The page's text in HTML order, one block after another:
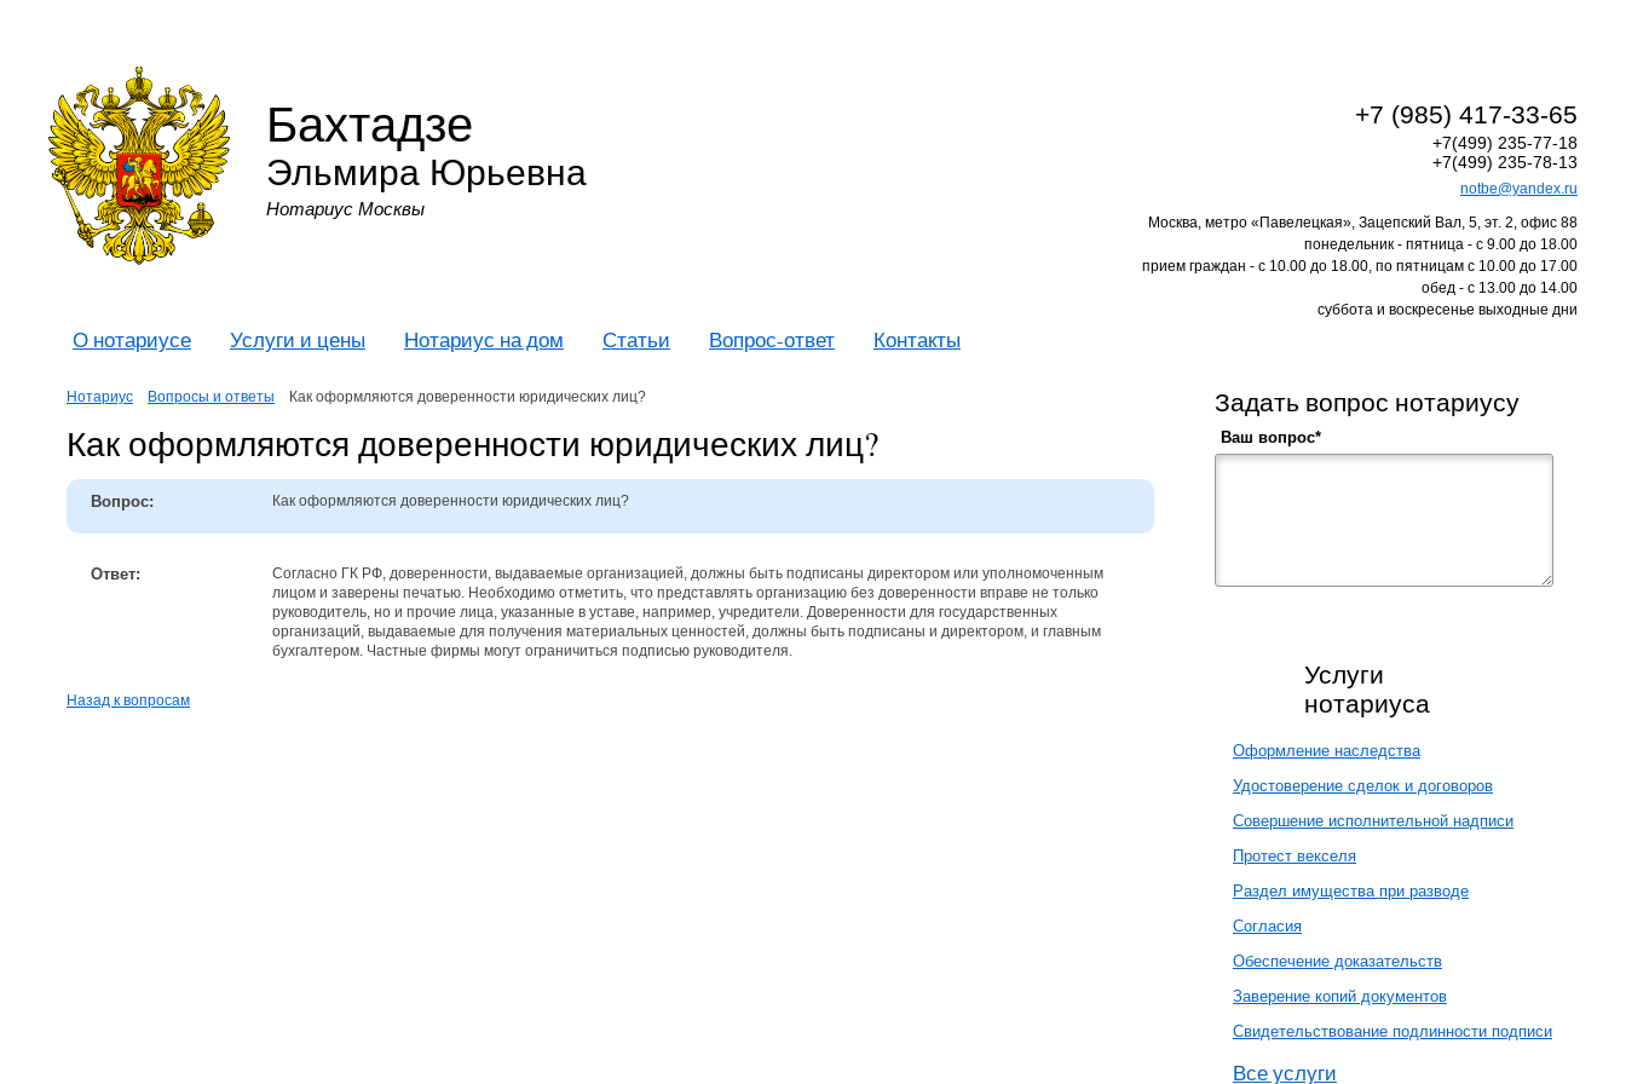
Бахтадзе
Эльмира Юрьевна
Нотариус Москвы
+7 (985) 417-33-65
+7(499) 235-77-18
+7(499) 235-78-13
notbe@yandex.ru
Москва, метро «Павелецкая», Зацепский Вал, 5, эт. 2, офис 88
понедельник - пятница - с 9.00 до 18.00
прием граждан - с 10.00 до 18.00, по пятницам с 10.00 до 17.00
обед - с 13.00 до 14.00
суббота и воскресенье выходные дни
О нотариусе Услуги и цены Нотариус на дом Статьи Вопрос-ответ Контакты
Нотариус Вопросы и ответы Как оформляются доверенности юридических лиц?
Как оформляются доверенности юридических лиц?
Вопрос: Как оформляются доверенности юридических лиц?
Ответ:
Согласно ГК РФ, доверенности, выдаваемые организацией, должны быть подписаны директором или уполномоченным
лицом и заверены печатью. Необходимо отметить, что представлять организацию без доверенности вправе не только
руководитель, но и прочие лица, указанные в уставе, например, учредители. Доверенности для государственных
организаций, выдаваемые для получения материальных ценностей, должны быть подписаны и директором, и главным
бухгалтером. Частные фирмы могут ограничиться подписью руководителя.
Назад к вопросам
Задать вопрос нотариусу
Ваш вопрос*
Услуги
нотариуса
Оформление наследства
Удостоверение сделок и договоров
Совершение исполнительной надписи
Протест векселя
Раздел имущества при разводе
Согласия
Обеспечение доказательств
Заверение копий документов
Свидетельствование подлинности подписи
Все услуги